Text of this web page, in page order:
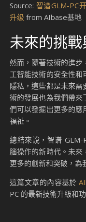
Source: 智谱GLM-PC
升级 from AIbase基地
未來的挑
然而，隨著技術的進步
工智能技術的安全性
隱私，這些都是未來
術的發展也為我們帶來
們可以發掘出更多的應
福祉。
總結來說，智谱 GLM-
腦操作的新時代。未
更多的創新和突破，為
這篇文章的內容基於
PC 的最新技術升級和